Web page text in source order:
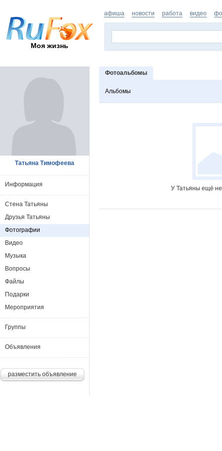
Моя жизнь
афиша новости работа видео
Фотоальбомы
Альбомы
У Татьяны ещё
Татьяна Тимофеева
Информация
Стена Татьяны
Друзья Татьяны
Фотографии
Видео
Музыка
Вопросы
Файлы
Подарки
Мероприятия
Группы
Объявления
разместить объявление